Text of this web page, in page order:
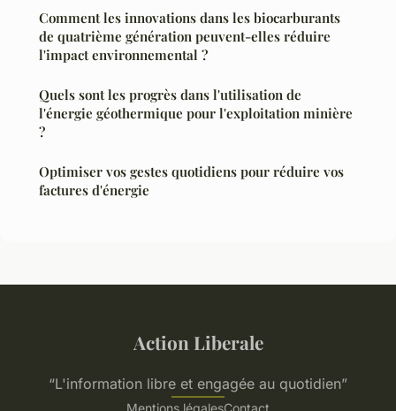
Comment les innovations dans les biocarburants
de quatrième génération peuvent-elles réduire
l'impact environnemental ?
Quels sont les progrès dans l'utilisation de
l'énergie géothermique pour l'exploitation minière
?
Optimiser vos gestes quotidiens pour réduire vos
factures d'énergie
Action Liberale
“L'information libre et engagée au quotidien”